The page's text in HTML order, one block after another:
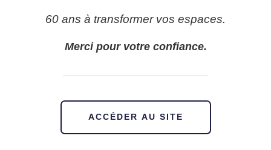
60 ans à transformer vos espaces.
Merci pour votre confiance.
ACCÉDER AU SITE